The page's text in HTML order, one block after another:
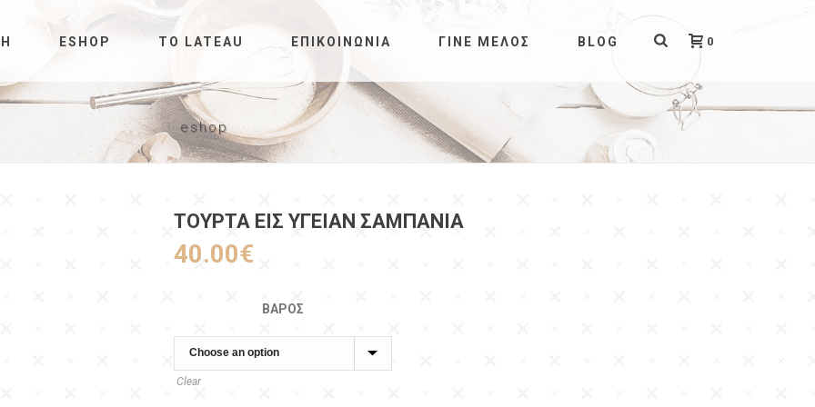
ESHOP ΤΟ LATEAU ΕΠΙΚΟΙΝΩΝΊΑ ΓΊΝΕ ΜΈΛΟΣ BLOG 0
eshop
ΤΟΎΡΤΑ ΕΙΣ ΥΓΕΊΑΝ ΣΑΜΠΆΝΙΑ
40.00€
ΒΆΡΟΣ
Clear